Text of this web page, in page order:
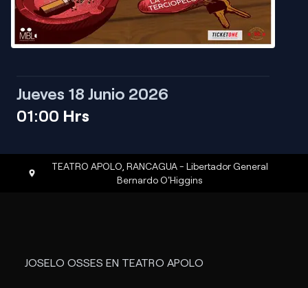
Jueves 18 Junio 2026
01:00 Hrs
TEATRO APOLO, RANCAGUA- Libertador General
Bernardo O'Higgins
JOSELO OSSES EN TEATRO APOLO